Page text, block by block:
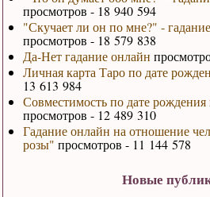
просмотров - 18 940 594
"Скучает ли он по мне?" -
просмотров - 18 579 838
Да-Нет гадание онлайн
Личная карта Таро по дате
13 613 984
Совместимость по дате рождения
просмотров - 12 489 310
Гадание онлайн на отношение
розы" просмотров - 11 144 578
Новые